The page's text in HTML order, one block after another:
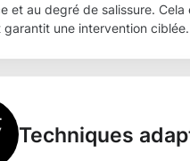
et au degré de salissure. Cela
garantit une intervention ciblée.
Techniques